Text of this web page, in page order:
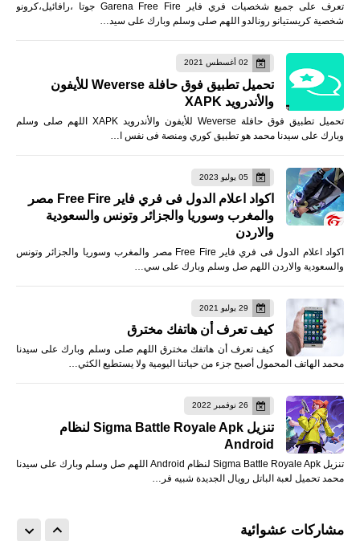
تعرف على جميع شخصيات فري فاير Garena Free Fire جوتا ،رافائيل،كرونو
شخصية كريستيانو رونالدو اللهم صلى وسلم وبارك على سيد…
02 أغسطس 2021
تحميل تطبيق فوق حافلة Weverse للأيفون
والأندرويد XAPK
تحميل تطبيق فوق حافلة Weverse للأيفون والأندرويد XAPK اللهم صلى وسلم
وبارك على سيدنا محمد هو تطبيق كوري ومنصة فى نفس ا…
05 يوليو 2023
اكواد اعلام الدول فى فري فاير Free Fire مصر
والمغرب وسوريا والجزائر وتونس والسعودية
والاردن
اكواد اعلام الدول فى فري فاير Free Fire مصر والمغرب وسوريا والجزائر وتونس
والسعودية والاردن اللهم صل وسلم وبارك على سي…
29 يوليو 2021
كيف تعرف أن هاتفك مخترق
كيف تعرف أن هاتفك مخترق اللهم صلى وسلم وبارك على سيدنا
محمد الهاتف المحمول أصبح جزء من حياتنا اليومية ولا يستطيع الكثي…
26 نوفمبر 2022
تنزيل Sigma Battle Royale Apk لنظام
Android
تنزيل Sigma Battle Royale Apk لنظام Android اللهم صل وسلم وبارك على سيدنا
محمد تحميل لعبة الباتل رويال الجديدة شبيه فر…
مشاركات عشوائية